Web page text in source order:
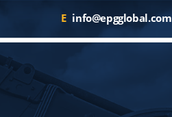
E info@epgglobal.com